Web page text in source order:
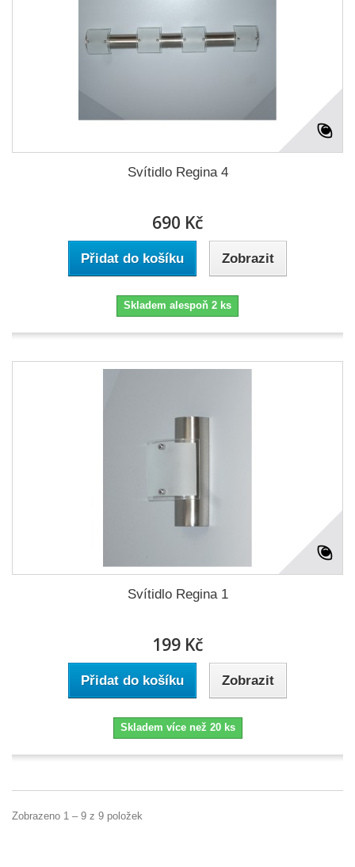
Svítidlo Regina 4
690 Kč
Přidat do košíku Zobrazit
Skladem alespoň 2 ks
Svítidlo Regina 1
199 Kč
Přidat do košíku Zobrazit
Skladem více než 20 ks
Zobrazeno 1 – 9 z 9 položek